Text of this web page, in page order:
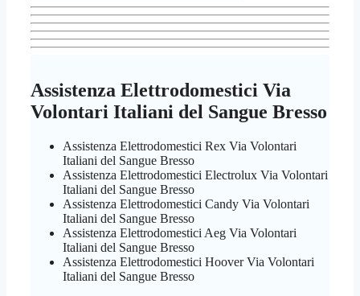
Assistenza Elettrodomestici Via
Volontari Italiani del Sangue Bresso
Assistenza Elettrodomestici Rex Via Volontari
Italiani del Sangue Bresso
Assistenza Elettrodomestici Electrolux Via Volontari
Italiani del Sangue Bresso
Assistenza Elettrodomestici Candy Via Volontari
Italiani del Sangue Bresso
Assistenza Elettrodomestici Aeg Via Volontari
Italiani del Sangue Bresso
Assistenza Elettrodomestici Hoover Via Volontari
Italiani del Sangue Bresso